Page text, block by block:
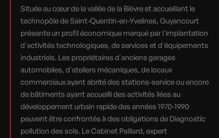
Située au cœur de la vallée de la Bièvre et accueillant le
technopôle de Saint-Quentin-en-Yvelines, Guyancourt
présente un profil économique marqué par l'implantation
d'activités technologiques, de services et d'équipements
industriels. Les propriétaires d'anciens garages
automobiles, d'ateliers mécaniques, de locaux
commerciaux ayant abrité des stations-service ou encore
de bâtiments ayant accueilli des activités liées au
développement urbain rapide des années 1970-1990
peuvent être confrontés à des obligations de Diagnostic
pollution des sols. Le Cabinet Paillard, expert